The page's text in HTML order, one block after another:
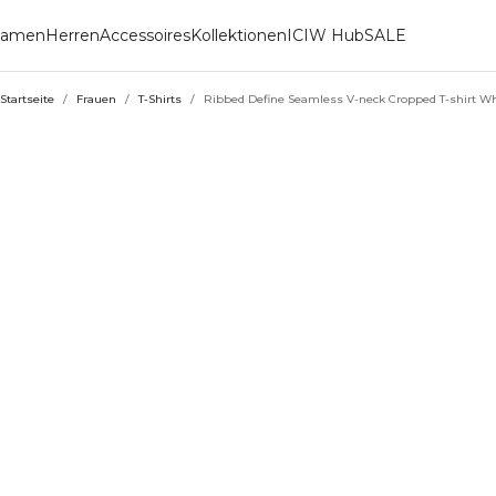
HerrenAccessoiresKollektionenICIW HubSALE
Startseite / Frauen / T-Shirts / Ribbed Define Seamless V-neck Cropped T-shirt